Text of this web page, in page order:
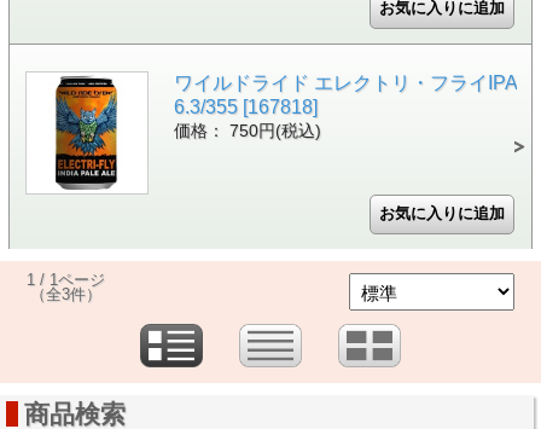
ワイルドライド エレクトリ・フライIPA
6.3/355 [167818]
価格： 750円(税込)
1 / 1ページ
（全3件）
商品検索